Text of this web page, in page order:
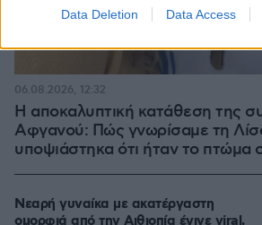
Data Deletion Data Access
Η αποκαλυπτική κατάθεση της
Αφγανού: Πώς γνωρίσαμε τη
υποψιάστηκα ότι ήταν το πτώμα
06.08.2026, 12:32
Νεαρή γυναίκα με ακατέργαστη
ομορφιά από την Αιθιοπία έγινε viral,